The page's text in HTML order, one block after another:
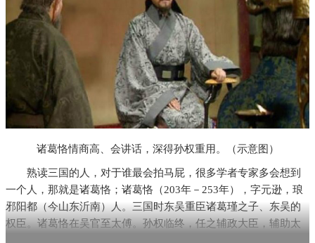
诸葛恪情商高、会讲话，深得孙权重用。（示意图）
熟读三国的人，对于谁最会拍马屁，很多学者专家多会想到
一个人，那就是诸葛恪；诸葛恪（203年－253年），字元逊，琅
邪阳都（今山东沂南）人。三国时东吴重臣诸葛瑾之子、东吴的
权臣。诸葛恪在吴官至太傅。孙权临终，任之辅政大臣，辅助太